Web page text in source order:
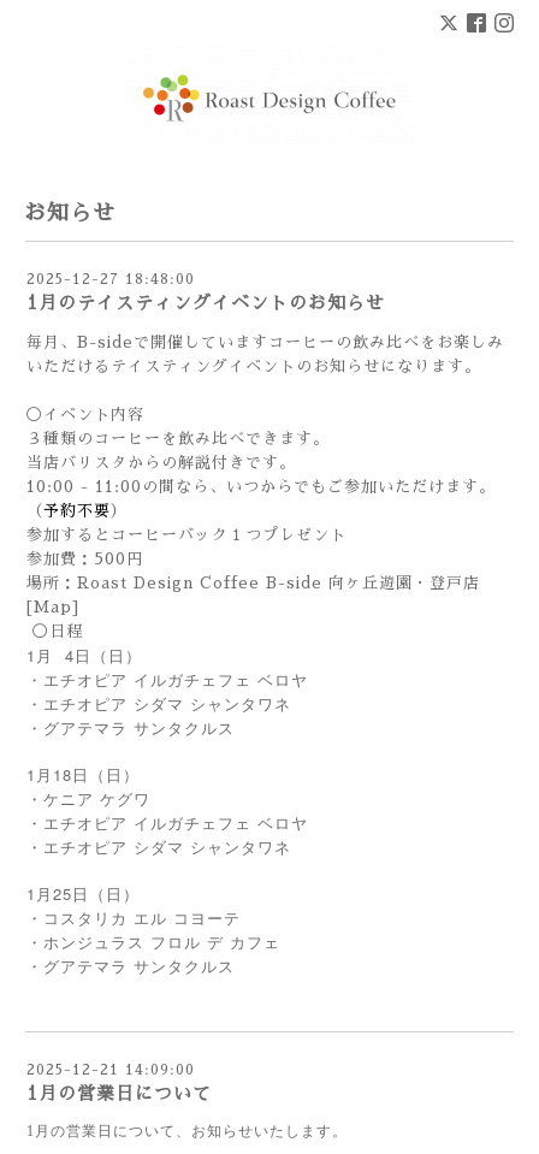
お知らせ
2025-12-27 18:48:00
1月のテイスティングイベントのお知らせ
毎月、B-sideで開催していますコーヒーの飲み比べをお楽しみ
いただけるテイスティングイベントのお知らせになります。
◯イベント内容
３種類のコーヒーを飲み比べできます。
当店バリスタからの解説付きです。
10:00 - 11:00の間なら、いつからでもご参加いただけます。
（予約不要）
参加するとコーヒーバック１つプレゼント
参加費：500円
場所：Roast Design Coffee B-side 向ヶ丘遊園・登戸店
[Map]
◯日程
1月 4日（日）
・エチオピア イルガチェフェ ベロヤ
・エチオピア シダマ シャンタワネ
・グアテマラ サンタクルス
1月18日（日）
・ケニア ケグワ
・エチオピア イルガチェフェ ベロヤ
・エチオピア シダマ シャンタワネ
1月25日（日）
・コスタリカ エル コヨーテ
・ホンジュラス フロル デ カフェ
・グアテマラ サンタクルス
2025-12-21 14:09:00
1月の営業日について
1月の営業日について、お知らせいたします。